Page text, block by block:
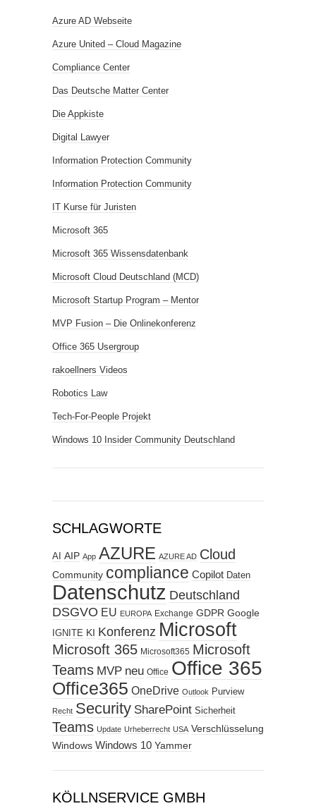
Azure AD Webseite
Azure United – Cloud Magazine
Compliance Center
Das Deutsche Matter Center
Die Appkiste
Digital Lawyer
Information Protection Community
Information Protection Community
IT Kurse für Juristen
Microsoft 365
Microsoft 365 Wissensdatenbank
Microsoft Cloud Deutschland (MCD)
Microsoft Startup Program – Mentor
MVP Fusion – Die Onlinekonferenz
Office 365 Usergroup
rakoellners Videos
Robotics Law
Tech-For-People Projekt
Windows 10 Insider Community Deutschland
SCHLAGWORTE
AI AIP App AZURE AZURE AD Cloud
Community compliance Copilot Daten
Datenschutz Deutschland
DSGVO EU EUROPA Exchange GDPR Google
IGNITE KI Konferenz Microsoft
Microsoft 365 Microsoft365 Microsoft
Teams MVP neu Office Office 365
Office365 OneDrive Outlook Purview
Recht Security SharePoint Sicherheit
Teams Update Urheberrecht USA Verschlüsselung
Windows Windows 10 Yammer
KÖLLNSERVICE GMBH